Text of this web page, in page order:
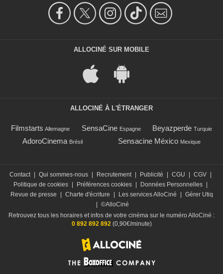
ALLOCINÉ SUR MOBILE
ALLOCINÉ À L'ÉTRANGER
Filmstarts Allemagne SensaCine Espagne Beyazperde Turquie
AdoroCinema Brésil Sensacine México Mexique
Contact Qui sommes-nous Recrutement Publicité CGU CGV
Politique de cookies
Préférences cookies Données Personnelles
Revue de presse
Charte d'écriture Les services AlloCiné
Gérer Utiq
©AlloCiné
Retrouvez tous les horaires et infos de votre cinéma sur le numéro AlloCiné :
0 892 892 892(0,90€/minute)